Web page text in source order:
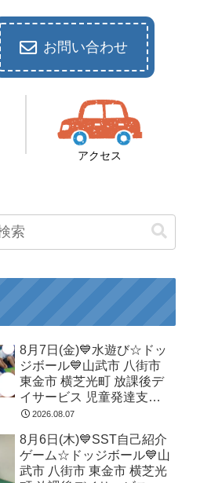
お問い合わせ
アクセス
8月7日(金)💙水遊び☆ドッ
ジボール💙山武市 八街市
東金市 横芝光町 放課後デ
イサービス 児童発達支援
運動療育
2026.08.07
8月6日(木)💙SST自己紹介
ゲーム☆ドッジボール💙山
武市 八街市 東金市 横芝光